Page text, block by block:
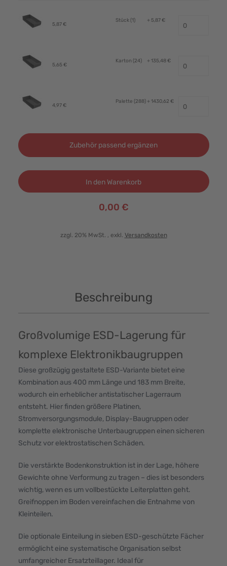
5,87 €
Stück (1) + 5,87 €
5,65 €
Karton (24) + 135,48 €
4,97 €
Palette (288) + 1430,62 €
Zubehör passend ergänzen
In den Warenkorb
0,00 €
zzgl. 20% MwSt. , exkl. Versandkosten
Beschreibung
Großvolumige ESD-Lagerung für
komplexe Elektronikbaugruppen
Diese großzügig gestaltete ESD-Variante bietet eine
Kombination aus 400 mm Länge und 183 mm Breite,
wodurch ein erheblicher antistatischer Lagerraum
entsteht. Hier finden größere Platinen,
Stromversorgungsmodule, Display-Baugruppen oder
komplette elektronische Unterbaugruppen einen sicheren
Schutz vor elektrostatischen Schäden.
Die verstärkte Bodenkonstruktion ist in der Lage, höhere
Gewichte ohne Verformung zu tragen – dies ist besonders
wichtig, wenn es um vollbestückte Leiterplatten geht.
Greifnoppen im Boden vereinfachen die Entnahme von
Kleinteilen.
Die optionale Einteilung in sieben ESD-geschützte Fächer
ermöglicht eine systematische Organisation selbst
umfangreicher Ersatzteillager. Ideal für